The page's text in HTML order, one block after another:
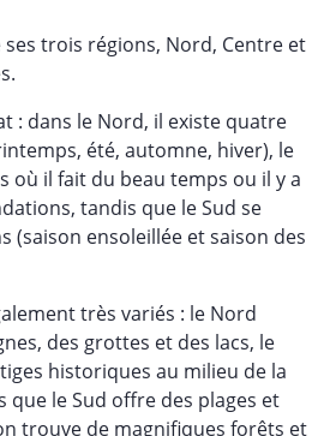
trois régions, Nord, Centre et
: dans le Nord, il existe quatre
été, automne, hiver), le
où il fait du beau temps ou il y a
tandis que le Sud se
(saison ensoleillée et saison des
très variés : le Nord
des grottes et des lacs, le
historiques au milieu de la
que le Sud offre des plages et
trouve de magnifiques forêts et